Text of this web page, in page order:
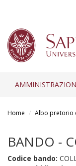
Home Albo pretorio
BANDO -
Codice bando: